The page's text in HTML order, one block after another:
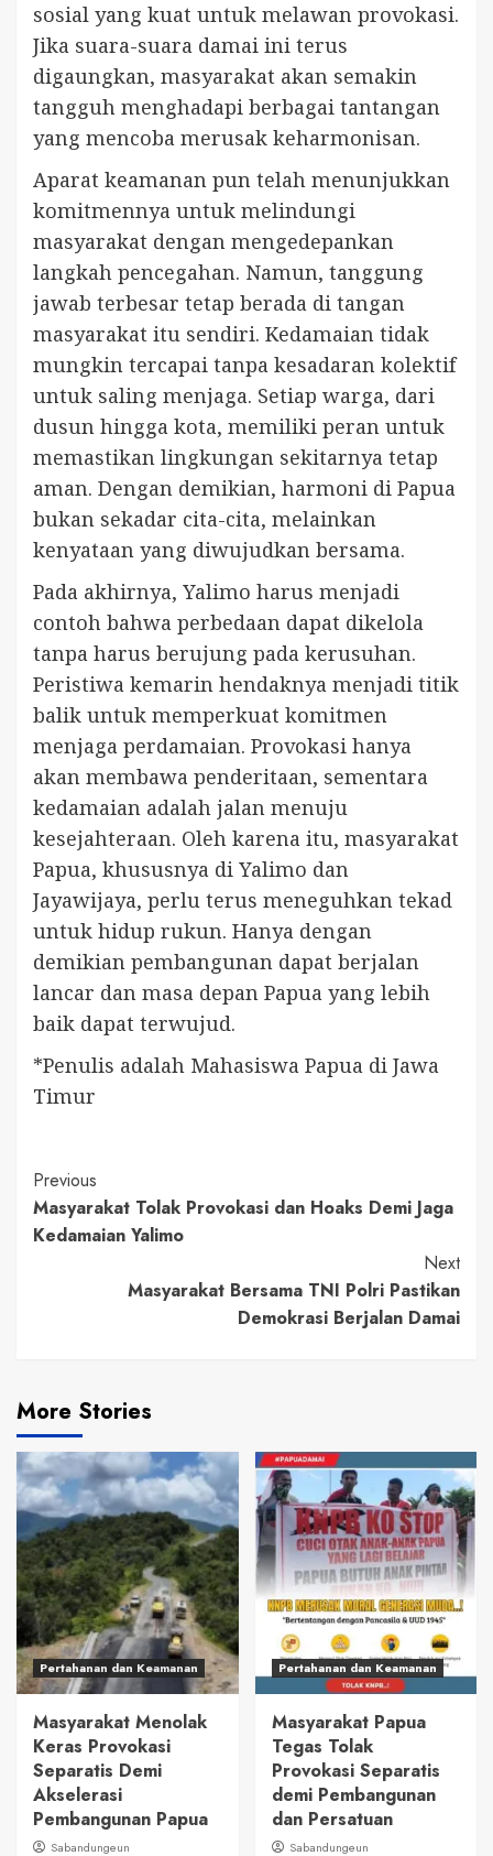
sosial yang kuat untuk melawan provokasi.
Jika suara-suara damai ini terus
digaungkan, masyarakat akan semakin
tangguh menghadapi berbagai tantangan
yang mencoba merusak keharmonisan.
Aparat keamanan pun telah menunjukkan
komitmennya untuk melindungi
masyarakat dengan mengedepankan
langkah pencegahan. Namun, tanggung
jawab terbesar tetap berada di tangan
masyarakat itu sendiri. Kedamaian tidak
mungkin tercapai tanpa kesadaran kolektif
untuk saling menjaga. Setiap warga, dari
dusun hingga kota, memiliki peran untuk
memastikan lingkungan sekitarnya tetap
aman. Dengan demikian, harmoni di Papua
bukan sekadar cita-cita, melainkan
kenyataan yang diwujudkan bersama.
Pada akhirnya, Yalimo harus menjadi
contoh bahwa perbedaan dapat dikelola
tanpa harus berujung pada kerusuhan.
Peristiwa kemarin hendaknya menjadi titik
balik untuk memperkuat komitmen
menjaga perdamaian. Provokasi hanya
akan membawa penderitaan, sementara
kedamaian adalah jalan menuju
kesejahteraan. Oleh karena itu, masyarakat
Papua, khususnya di Yalimo dan
Jayawijaya, perlu terus meneguhkan tekad
untuk hidup rukun. Hanya dengan
demikian pembangunan dapat berjalan
lancar dan masa depan Papua yang lebih
baik dapat terwujud.
*Penulis adalah Mahasiswa Papua di Jawa
Timur
Continue
Reading
Previous
Masyarakat Tolak Provokasi dan Hoaks Demi Jaga
Kedamaian Yalimo
Next
Masyarakat Bersama TNI Polri Pastikan
Demokrasi Berjalan Damai
More Stories
Pertahanan dan Keamanan
Masyarakat Menolak
Keras Provokasi
Separatis Demi
Akselerasi
Pembangunan Papua
Sabandungeun
Pertahanan dan Keamanan
Masyarakat Papua
Tegas Tolak
Provokasi Separatis
demi Pembangunan
dan Persatuan
Sabandungeun